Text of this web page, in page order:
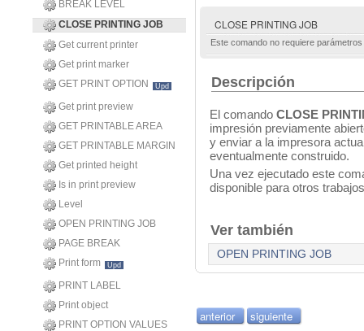
BREAK LEVEL
CLOSE PRINTING JOB
Get current printer
Get print marker
GET PRINT OPTION
Upd
Get print preview
GET PRINTABLE AREA
GET PRINTABLE MARGIN
Get printed height
Is in print preview
Level
OPEN PRINTING JOB
PAGE BREAK
Print form
Upd
PRINT LABEL
Print object
PRINT OPTION VALUES
CLOSE PRINTING JOB
Este comando no requiere parámetros
Descripción
El comando CLOSE
impresión previamente
y enviar a la impresora
eventualmente construido.
Una vez ejecutado este
disponible para otros
Ver también
OPEN PRINTING JOB
anterior siguiente